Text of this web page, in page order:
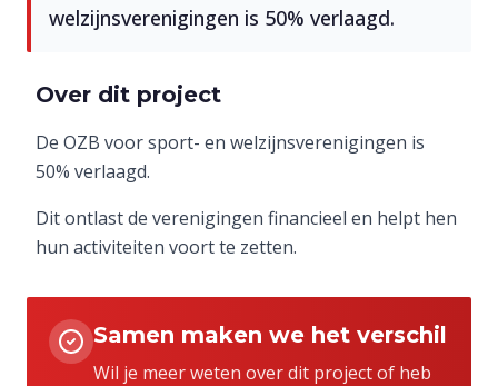
welzijnsverenigingen is 50% verlaagd.
Over dit project
De OZB voor sport- en welzijnsverenigingen is
50% verlaagd.
Dit ontlast de verenigingen financieel en helpt hen
hun activiteiten voort te zetten.
Samen maken we het verschil
Wil je meer weten over dit project of heb